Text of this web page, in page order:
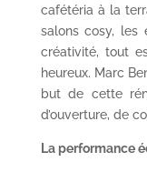
cafétéria à la
salons cosy, les
créativité, tout
heureux. Marc
but de cette
d’ouverture, de
La performance